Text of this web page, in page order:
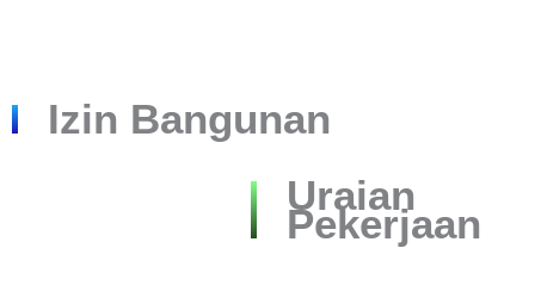
Izin Bangunan
Uraian
Pekerjaan